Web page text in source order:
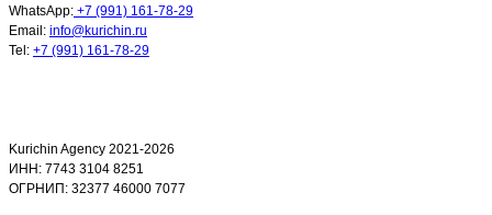
WhatsApp: +7 (991) 161-78-29
Email: info@kurichin.ru
Tel: +7 (991) 161-78-29
Kurichin Agency 2021-2026
ИНН: 7743 3104 8251
ОГРНИП: 32377 46000 7077